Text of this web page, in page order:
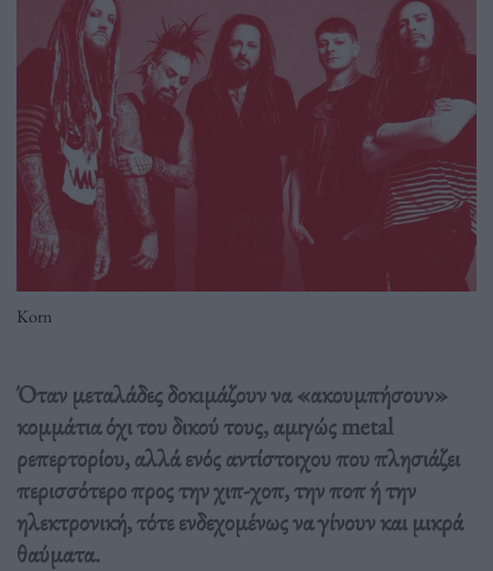
Korn
Όταν μεταλάδες δοκιμάζουν να «ακουμπήσουν»
κομμάτια όχι του δικού τους, αμιγώς metal
ρεπερτορίου, αλλά ενός αντίστοιχου που πλησιάζει
περισσότερο προς την χιπ-χοπ, την ποπ ή την
ηλεκτρονική, τότε ενδεχομένως να γίνουν και μικρά
θαύματα.